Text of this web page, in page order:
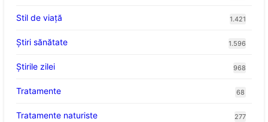
Stil de viaţă 1.421
Ştiri sănătate 1.596
Știrile zilei 968
Tratamente 68
Tratamente naturiste 277